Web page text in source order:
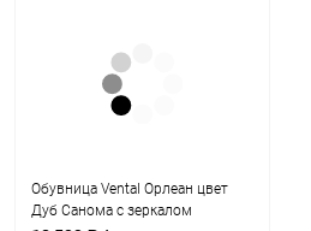
Обувница Vental Орлеан цвет
Дуб Санома с зеркалом